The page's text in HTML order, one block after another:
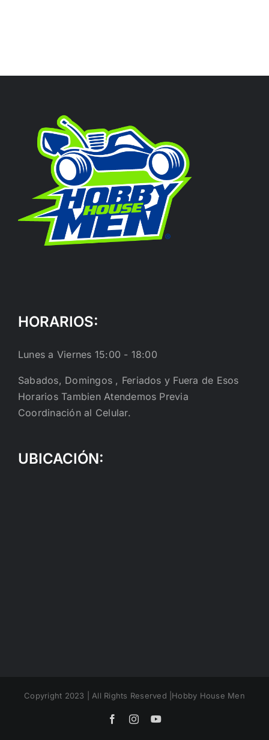
HORARIOS:
Lunes a Viernes 15:00 - 18:00
Sabados, Domingos , Feriados y Fuera de Esos
Horarios Tambien Atendemos Previa
Coordinación al Celular.
UBICACIÓN:
Copyright 2023 | All Rights Reserved |Hobby House Men
FacebookInstagramYouTube